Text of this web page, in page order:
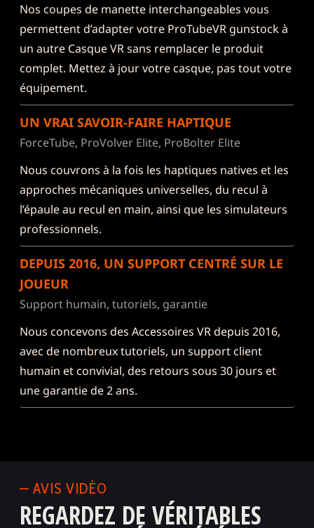
Nos coupes de manette interchangeables vous
permettent d’adapter votre ProTubeVR gunstock à
un autre Casque VR sans remplacer le produit
complet. Mettez à jour votre casque, pas tout votre
équipement.
UN VRAI SAVOIR-FAIRE HAPTIQUE
ForceTube, ProVolver Elite, ProBolter Elite
Nous couvrons à la fois les haptiques natives et les
approches mécaniques universelles, du recul à
l’épaule au recul en main, ainsi que les simulateurs
professionnels.
DEPUIS 2016, UN SUPPORT CENTRÉ SUR LE
JOUEUR
Support humain, tutoriels, garantie
Nous concevons des Accessoires VR depuis 2016,
avec de nombreux tutoriels, un support client
humain et convivial, des retours sous 30 jours et
une garantie de 2 ans.
— AVIS VIDÉO
REGARDEZ DE VÉRITABLES